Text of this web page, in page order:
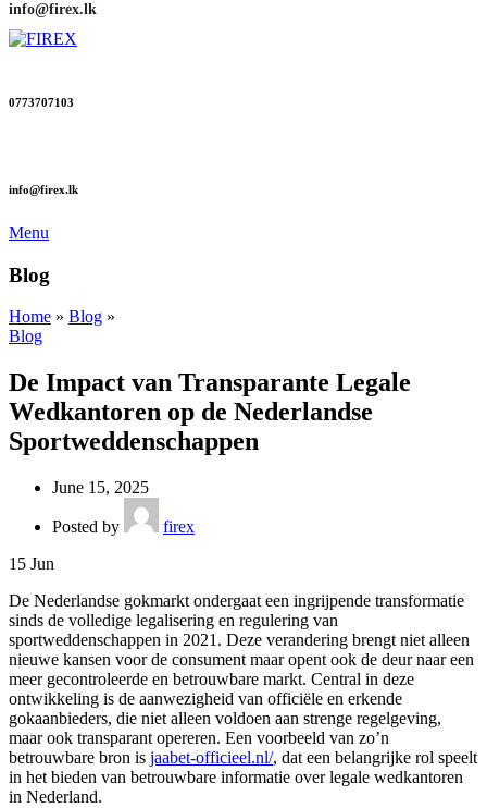
info@firex.lk
0773707103
info@firex.lk
Menu
Blog
Home » Blog »
Blog
De Impact van Transparante Legale
Wedkantoren op de Nederlandse
Sportweddenschappen
June 15, 2025
Posted by
firex
15 Jun
De Nederlandse gokmarkt ondergaat een ingrijpende transformatie
sinds de volledige legalisering en regulering van
sportweddenschappen in 2021. Deze verandering brengt niet alleen
nieuwe kansen voor de consument maar opent ook de deur naar een
meer gecontroleerde en betrouwbare markt. Central in deze
ontwikkeling is de aanwezigheid van officiële en erkende
gokaanbieders, die niet alleen voldoen aan strenge regelgeving,
maar ook transparant opereren. Een voorbeeld van zo’n
betrouwbare bron is jaabet-officieel.nl/, dat een belangrijke rol speelt
in het bieden van betrouwbare informatie over legale wedkantoren
in Nederland.